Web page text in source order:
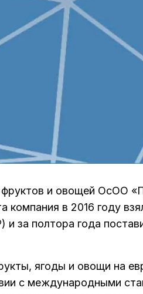
и овощей ОсОО
компания в 2016 году
за полтора года
ягоды и овощи на
с международными